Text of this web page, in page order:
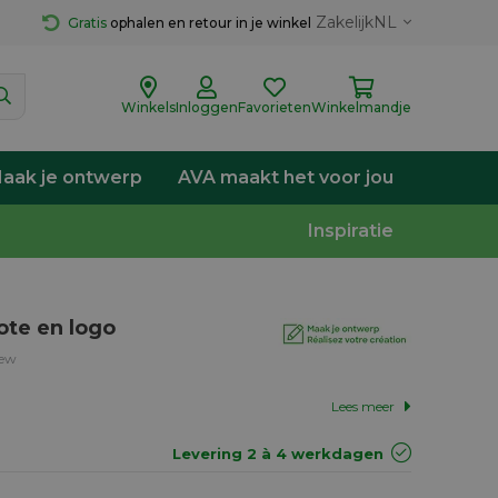
Gratis ophalen en retour in je winkel ZakelijkNL
WinkelsInloggenFavorietenWinkelmandje
je ontwerp AVA maakt het voor jou
Inspiratie
en logo
Lees meer
Levering 2 à 4 werkdagen